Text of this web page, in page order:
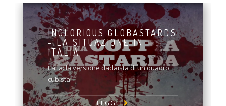
INGLORIOUS GLOBASTARDS
- LA SITUAZIONE IN
ITALIA
Italia: la versione dadaista di un quadro
cubista
LEGGI